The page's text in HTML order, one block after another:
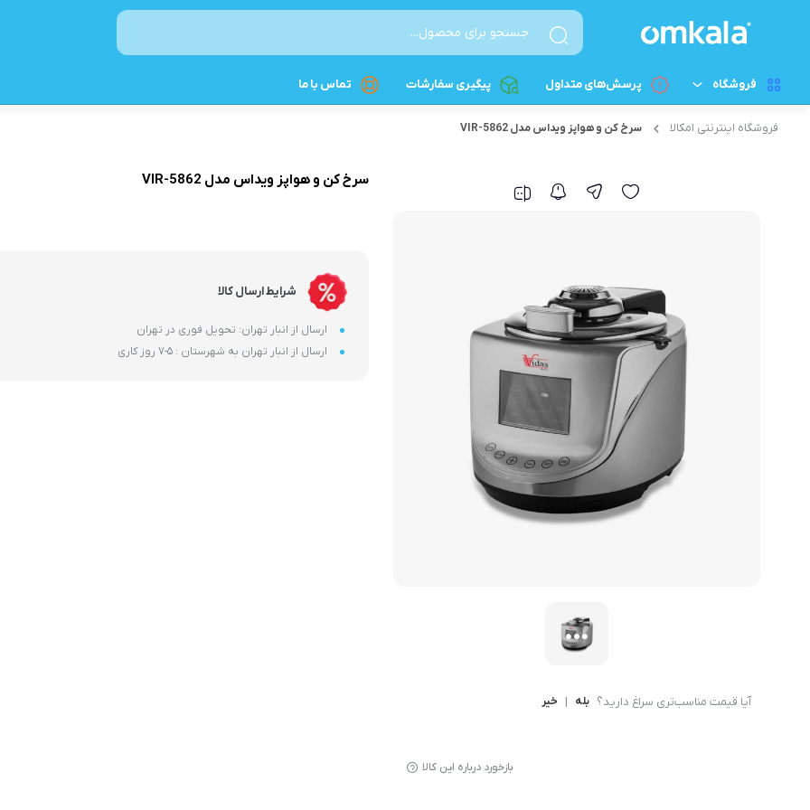
فروشگاه
لوازم آشپزخانه کوچک
تخم مرغ پز
زودپز برقی
ساندویچ‌ساز
میوه خشک کن
اسپرسوساز
چرخ گوشت
قطعات الکترونیکی و کامپیوتری
پرسش‌های متداول پیگیری سفارشات تماس با ما
فروشگاه اینترنتی امکالا سرخ کن و هواپز ویداس مدل VIR-5862
آیا قیمت مناسب‌تری سراغ دارید؟ بله | خیر
بازخورد درباره این کالا
سرخ کن و هواپز ویداس مدل VIR-5862
شرایط ارسال کالا
ارسال از انبار تهران: تحویل فوری در تهران
ارسال از انبار تهران به شهرستان : 5-7 روز کاری